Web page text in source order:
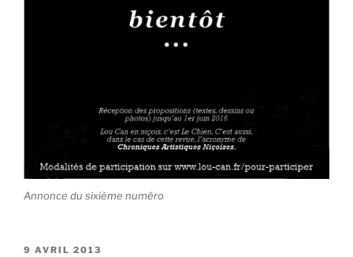
Annonce du sixième numéro
PUBLIÉ
9 AVRIL 2013